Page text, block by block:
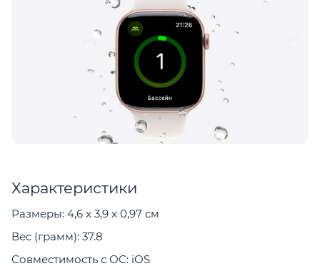
Характеристики
Размеры: 4,6 x 3,9 x 0,97 см
Вес (грамм): 37.8
Совместимость с ОС: iOS